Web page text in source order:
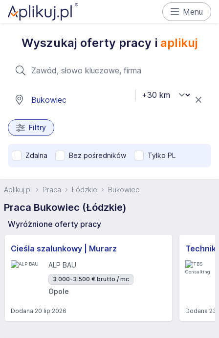
Menu
Wyszukaj oferty pracy i aplikuj
Filtry
Zdalna Bez pośredników Tylko PL
Aplikuj.pl Praca Łódzkie Bukowiec
Praca Bukowiec (Łódzkie)
Wyróżnione oferty pracy
Cieśla szalunkowy | Murarz
ALP BAU
3 000-3 500 € brutto / mc
Opole
Dodana 20 lip 2026 Dodana23